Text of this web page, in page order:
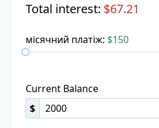
Total interest: $67.21
місячний платіж: $150
Current Balance
$